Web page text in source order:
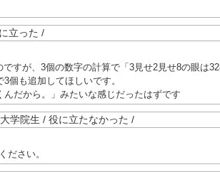
立った /
すが、3個の数字の計算で「3見せ2見せ8の眼は
個も追加してほしいです。
だから。」みたいな感じだったはずです
学院生 / 役に立たなかった /
ださい。